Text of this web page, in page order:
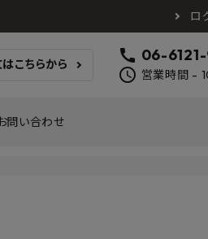
ロ
こちらから call 06-
schedule 営業時間 -
問い合わせ